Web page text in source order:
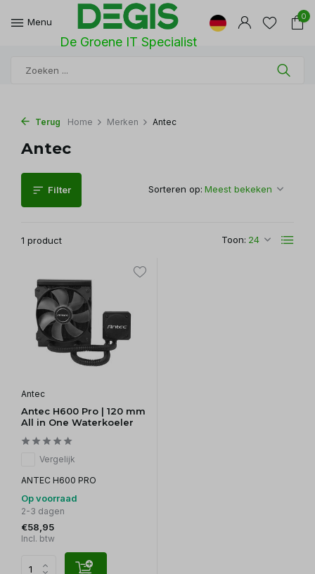
Menu
De Groene IT Specialist
0
Terug Home Merken Antec
Antec
Filter
1 product Toon:
Sorteren op:
Antec
Antec H600 Pro | 120 mm
All in One Waterkoeler
Vergelijk
ANTEC H600 PRO
Op voorraad
2-3 dagen
€58,95
Incl. btw